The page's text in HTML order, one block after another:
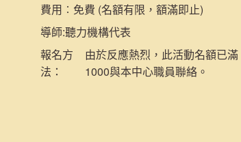
費用︰ 免費 (名額有限，額滿即止)
導師:聽力機構代表
報名方
法：
由於反應熱烈，此活動名額已
1000與本中心職員聯絡。